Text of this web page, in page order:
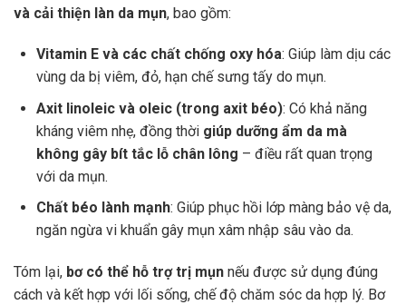
và cải thiện làn da mụn, bao gồm:
Vitamin E và các chất chống oxy hóa: Giúp làm dịu các
vùng da bị viêm, đỏ, hạn chế sưng tấy do mụn.
Axit linoleic và oleic (trong axit béo): Có khả năng
kháng viêm nhẹ, đồng thời giúp dưỡng ẩm da mà
không gây bít tắc lỗ chân lông – điều rất quan trọng
với da mụn.
Chất béo lành mạnh: Giúp phục hồi lớp màng bảo vệ da,
ngăn ngừa vi khuẩn gây mụn xâm nhập sâu vào da.
Tóm lại, bơ có thể hỗ trợ trị mụn nếu được sử dụng đúng
cách và kết hợp với lối sống, chế độ chăm sóc da hợp lý. Bơ